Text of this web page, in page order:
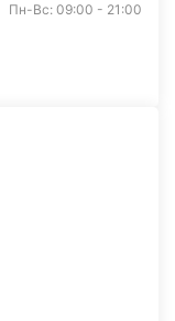
Пн-Вс: 09:00 - 21:00